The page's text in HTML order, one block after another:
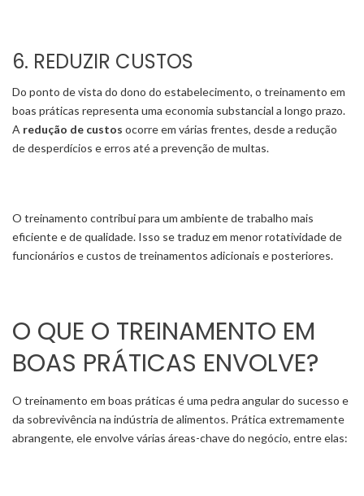
6. REDUZIR CUSTOS
Do ponto de vista do dono do estabelecimento, o treinamento em
boas práticas representa uma economia substancial a longo prazo.
A redução de custos ocorre em várias frentes, desde a redução
de desperdícios e erros até a prevenção de multas.
O treinamento contribui para um ambiente de trabalho mais
eficiente e de qualidade. Isso se traduz em menor rotatividade de
funcionários e custos de treinamentos adicionais e posteriores.
O QUE O TREINAMENTO EM
BOAS PRÁTICAS ENVOLVE?
O treinamento em boas práticas é uma pedra angular do sucesso e
da sobrevivência na indústria de alimentos. Prática extremamente
abrangente, ele envolve várias áreas-chave do negócio, entre elas: